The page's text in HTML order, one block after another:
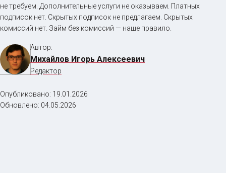
не требуем. Дополнительные услуги не оказываем. Платных
подписок нет. Скрытых подписок не предлагаем. Скрытых
комиссий нет. Займ без комиссий — наше правило.
Автор:
Михайлов Игорь Алексеевич
Редактор
Опубликовано: 19.01.2026
Обновлено: 04.05.2026